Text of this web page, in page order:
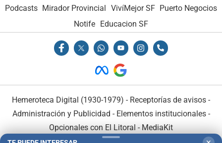
Podcasts Mirador Provincial VivíMejor SF Puerto Negocios
Notife Educacion SF
Hemeroteca Digital (1930-1979) - Receptorías de avisos -
Administración y Publicidad - Elementos institucionales-
Opcionales con El Litoral - MediaKit